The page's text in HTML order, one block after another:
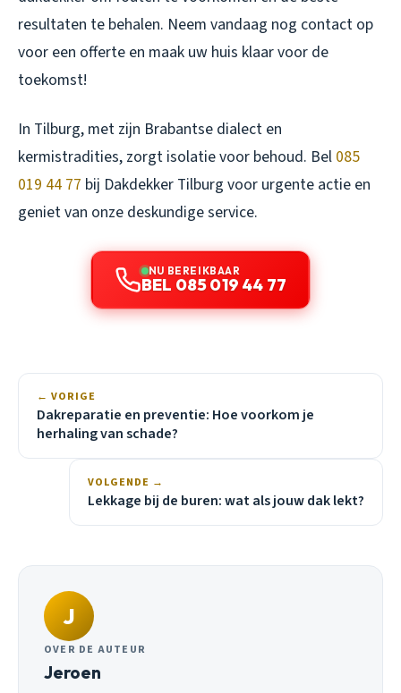
resultaten te behalen. Neem vandaag nog contact op
voor een offerte en maak uw huis klaar voor de
toekomst!
In Tilburg, met zijn Brabantse dialect en
kermistradities, zorgt isolatie voor behoud. Bel 085
019 44 77 bij Dakdekker Tilburg voor urgente actie en
geniet van onze deskundige service.
NU BEREIKBAAR
BEL 085 019 44 77
← VORIGE
Dakreparatie en preventie: Hoe voorkom je
herhaling van schade?
VOLGENDE →
Lekkage bij de buren: wat als jouw dak lekt?
J
OVER DE AUTEUR
Jeroen